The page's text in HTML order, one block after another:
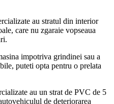
au stratul din interior
care nu zgaraie vopseaua
impotriva grindinei sau a
puteti opta pentru o prelata
au un strat de PVC de 5
de deteriorarea